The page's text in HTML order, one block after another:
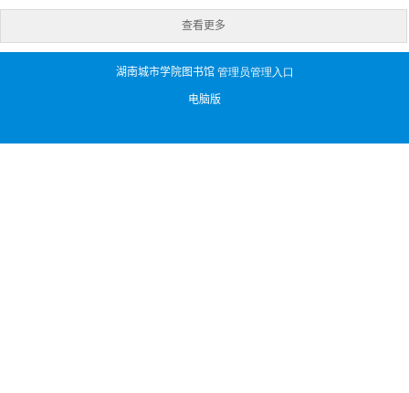
查看更多
湖南城市学院图书馆 管理员管理入口
电脑版